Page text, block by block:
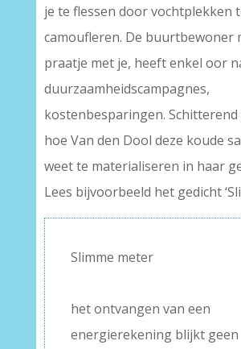
je te flessen door vochtplekken
camoufleren. De buurtbewoner
praatje met je, heeft enkel oor
duurzaamheidscampagnes,
kostenbesparingen.
hoe Van den Dool deze koude
weet te materialiseren in haar
Lees bijvoorbeeld het gedicht
Slimme meter
het ontvangen van een
energierekening blijkt geen